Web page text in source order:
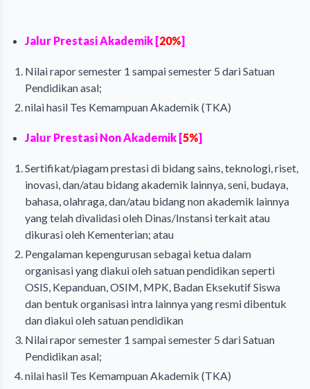
Jalur Prestasi Akademik [20%]
Nilai rapor semester 1 sampai semester 5 dari Satuan
Pendidikan asal;
nilai hasil Tes Kemampuan Akademik (TKA)
Jalur Prestasi Non Akademik [5%]
Sertifikat/piagam prestasi di bidang sains, teknologi, riset,
inovasi, dan/atau bidang akademik lainnya, seni, budaya,
bahasa, olahraga, dan/atau bidang non akademik lainnya
yang telah divalidasi oleh Dinas/Instansi terkait atau
dikurasi oleh Kementerian; atau
Pengalaman kepengurusan sebagai ketua dalam
organisasi yang diakui oleh satuan pendidikan seperti
OSIS, Kepanduan, OSIM, MPK, Badan Eksekutif Siswa
dan bentuk organisasi intra lainnya yang resmi dibentuk
dan diakui oleh satuan pendidikan
Nilai rapor semester 1 sampai semester 5 dari Satuan
Pendidikan asal;
nilai hasil Tes Kemampuan Akademik (TKA)